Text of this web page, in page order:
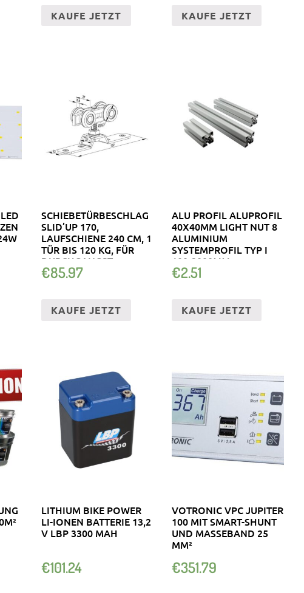
KAUFE JETZT KAUFE JETZT
SCHIEBETÜRBESCHLAG
SLID’UP 170,
LAUFSCHIENE 240 CM, 1
TÜR BIS 120 KG, FÜR
DURCHGANGST
€85.97
KAUFE JETZT
ALU PROFIL ALUPROFIL
40X40MM LIGHT NUT 8
ALUMINIUM
SYSTEMPROFIL TYP I
100-2000MM
€2.51
KAUFE JETZT
LITHIUM BIKE POWER
LI-IONEN BATTERIE 13,2
V LBP 3300 MAH
€101.24
VOTRONIC VPC JUPITER
100 MIT SMART-SHUNT
UND MASSEBAND 25
MM²
€351.79